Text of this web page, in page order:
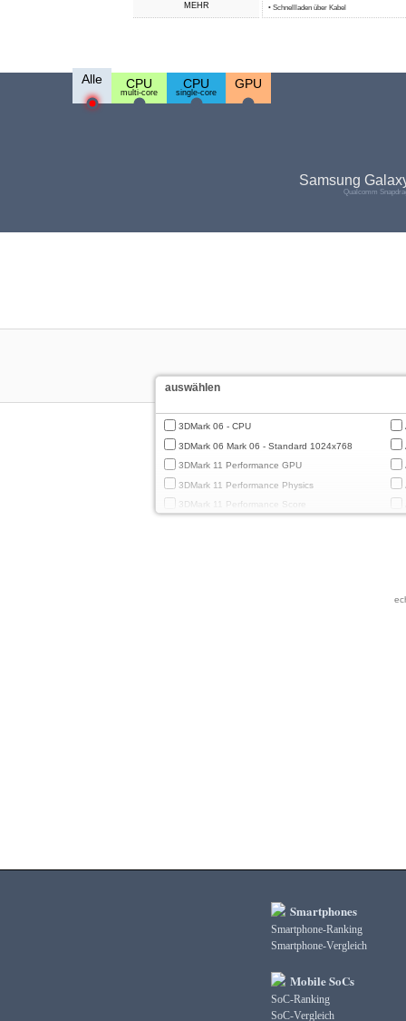
MEHR • Schnellladen über Kabel
Alle CPU
multi-core
CPU
single-core
GPU
Samsung
Qualcomm
auswählen
3DMark 06 - CPU
3DMark 06 Mark 06 - Standard 1024x768
3DMark 11 Performance GPU
3DMark 11 Performance Physics
3DMark 11 Performance Score
3DMark Wild Life Unlimited Smartphones
Smartphone-Ranking
Smartphone-Vergleich
Mobile SoCs
SoC-Ranking
SoC-Vergleich